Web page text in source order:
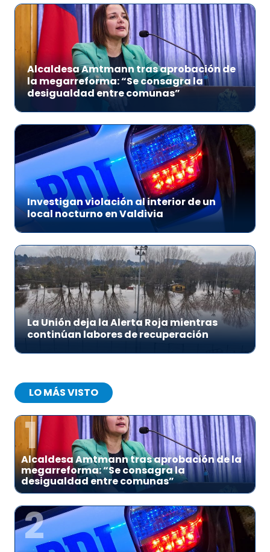
Alcaldesa Amtmann tras aprobación de
la megarreforma: “Se consagra la
desigualdad entre comunas”
Investigan violación al interior de un
local nocturno en Valdivia
La Unión deja la Alerta Roja mientras
continúan labores de recuperación
LO MÁS VISTO
1
Alcaldesa Amtmann tras aprobación de la
megarreforma: “Se consagra la
desigualdad entre comunas”
2